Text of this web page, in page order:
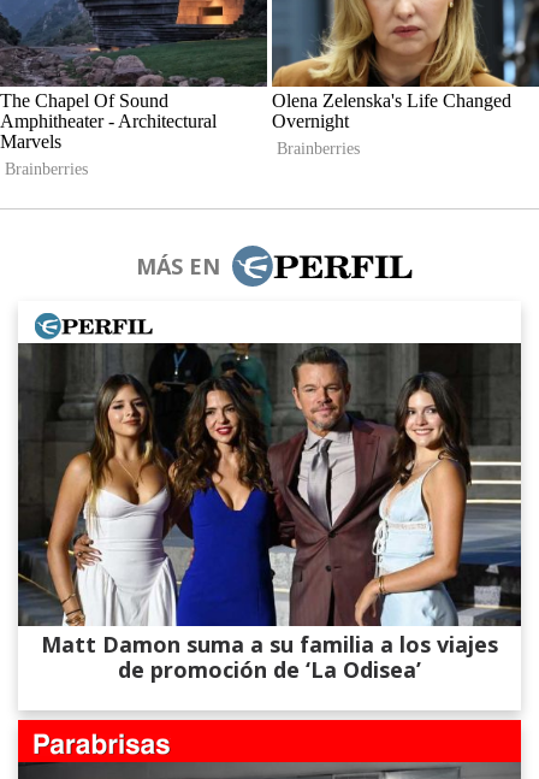
MÁS EN
Matt Damon suma a su familia a los viajes
de promoción de ‘La Odisea’